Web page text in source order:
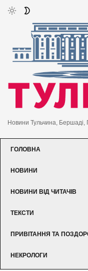
Новини Тульчина, Бершаді,
ГОЛОВНА
НОВИНИ
НОВИНИ ВІД ЧИТАЧІВ
ТЕКСТИ
ПРИВІТАННЯ ТА
НЕКРОЛОГИ